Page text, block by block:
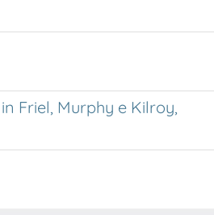
Friel, Murphy e Kilroy,